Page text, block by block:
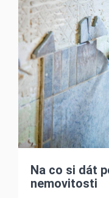
Na co si dát
nemovitosti